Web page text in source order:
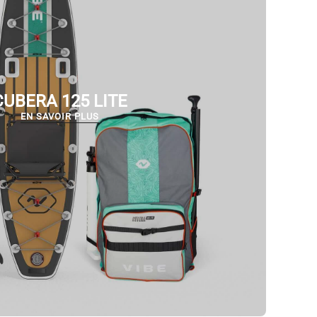
125 LITE
EN SAVOIR PLUS